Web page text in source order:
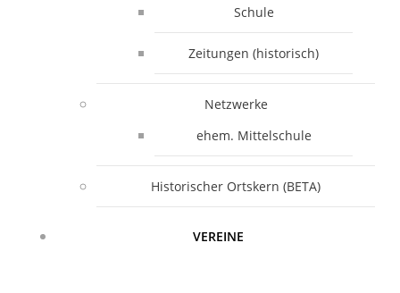
Schule
Zeitungen (historisch)
Netzwerke
ehem. Mittelschule
Historischer Ortskern (BETA)
VEREINE